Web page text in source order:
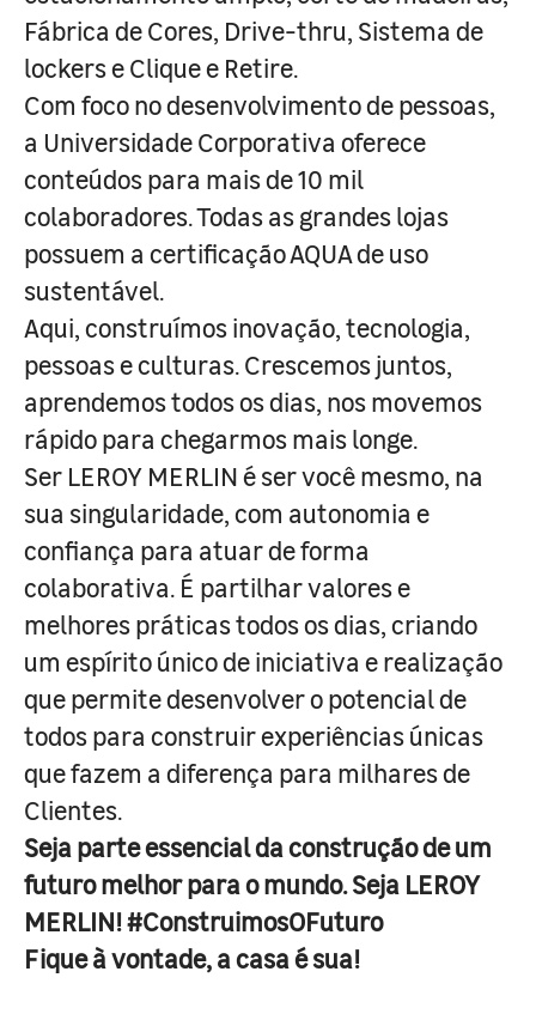
Fábrica de Cores, Drive-thru, Sistema de
lockers e Clique e Retire.
Com foco no desenvolvimento de pessoas,
a Universidade Corporativa oferece
conteúdos para mais de 10 mil
colaboradores. Todas as grandes lojas
possuem a certificação AQUA de uso
sustentável.
Aqui, construímos inovação, tecnologia,
pessoas e culturas. Crescemos juntos,
aprendemos todos os dias, nos movemos
rápido para chegarmos mais longe.
Ser LEROY MERLIN é ser você mesmo, na
sua singularidade, com autonomia e
confiança para atuar de forma
colaborativa. É partilhar valores e
melhores práticas todos os dias, criando
um espírito único de iniciativa e realização
que permite desenvolver o potencial de
todos para construir experiências únicas
que fazem a diferença para milhares de
Clientes.
Seja parte essencial da construção de um
futuro melhor para o mundo. Seja LEROY
MERLIN! #ConstruimosOFuturo
Fique à vontade, a casa é sua!